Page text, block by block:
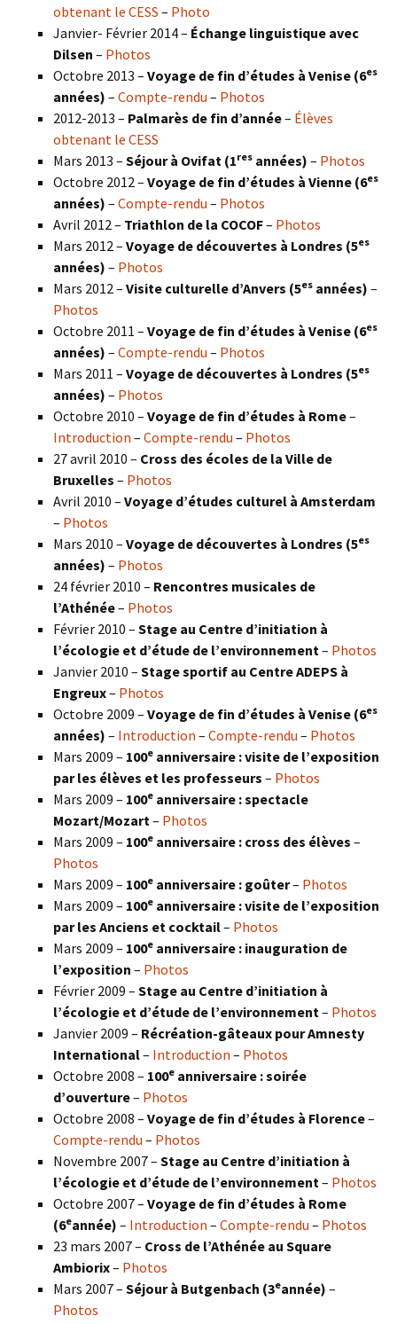
obtenant le CESS – Photo
Janvier- Février 2014 – Échange linguistique avec
Dilsen – Photos
Octobre 2013 – Voyage de fin d’études à Venise (6es
années) – Compte-rendu – Photos
2012-2013 – Palmarès de fin d’année– Élèves
obtenant le CESS
Mars 2013 – Séjour à Ovifat (1res années) – Photos
Octobre 2012 – Voyage de fin d’études à Vienne (6es
années) – Compte-rendu – Photos
Avril 2012 – Triathlon de la COCOF– Photos
Mars 2012 – Voyage de découvertes à Londres (5es
années) – Photos
Mars 2012 – Visite culturelle d’Anvers (5es années) –
Photos
Octobre 2011 – Voyage de fin d’études à Venise (6es
années) – Compte-rendu – Photos
Mars 2011 – Voyage de découvertes à Londres (5es
années) – Photos
Octobre 2010 – Voyage de fin d’études à Rome–
Introduction – Compte-rendu – Photos
27 avril 2010 – Cross des écoles de la Ville de
Bruxelles – Photos
Avril 2010 – Voyage d’études culturel à Amsterdam
– Photos
Mars 2010 – Voyage de découvertes à Londres (5es
années) – Photos
24 février 2010 – Rencontres musicales de
l’Athénée– Photos
Février 2010 – Stage au Centre d’initiation à
l’écologie et d’étude de l’environnement – Photos
Janvier 2010 – Stage sportif au Centre ADEPS à
Engreux– Photos
Octobre 2009 – Voyage de fin d’études à Venise (6es
années) – Introduction – Compte-rendu – Photos
Mars 2009 – 100e anniversaire : visite de l’exposition
par les élèves et les professeurs – Photos
Mars 2009 – 100e anniversaire : spectacle
Mozart/Mozart – Photos
Mars 2009 – 100e anniversaire : cross des élèves –
Photos
Mars 2009 – 100e anniversaire : goûter– Photos
Mars 2009 – 100e anniversaire : visite de l’exposition
par les Anciens et cocktail– Photos
Mars 2009 – 100e anniversaire : inauguration de
l’exposition – Photos
Février 2009 – Stage au Centre d’initiation à
l’écologie et d’étude de l’environnement – Photos
Janvier 2009 – Récréation-gâteaux pour Amnesty
International– Introduction – Photos
Octobre 2008 – 100e anniversaire : soirée
d’ouverture– Photos
Octobre 2008 – Voyage de fin d’études à Florence–
Compte-rendu – Photos
Novembre 2007 – Stage au Centre d’initiation à
l’écologie et d’étude de l’environnement – Photos
Octobre 2007 – Voyage de fin d’études à Rome
(6eannée) – Introduction – Compte-rendu – Photos
23 mars 2007 – Cross de l’Athénée au Square
Ambiorix– Photos
Mars 2007 – Séjour à Butgenbach (3eannée) –
Photos